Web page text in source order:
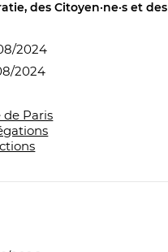
des Citoyen·ne·s et des
2024
2024
de Paris